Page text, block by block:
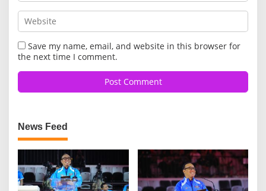
Save my name, email, and website in this browser for
the next time I comment.
News Feed